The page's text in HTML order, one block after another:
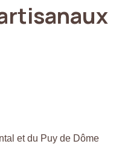
et du Puy de Dôme